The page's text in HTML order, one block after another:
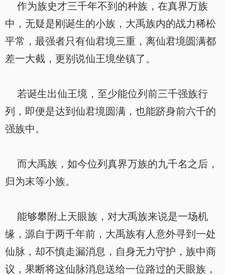
作为族史才三千年不到的种族，在真界万族
中，无疑是刚诞生的小族，大禹族内的战力稀松
平常，最强者只有仙君境三重，离仙君境圆满都
差一大截，更别说仙王境坐镇了。
若诞生出仙王境，至少能位列前三千强族行
列，即便是达到仙君境圆满，也能跻身前六千的
强族中。
而大禹族，如今位列真界万族的九千名之后，
归为末等小族。
能够攀附上天眼族，对大禹族来说是一场机
缘，源自于两千年前，大禹族有人意外寻到一处
仙脉，却不慎走漏消息，自身无力守护，族中商
议，果断将这仙脉消息送给一位路过的天眼族，